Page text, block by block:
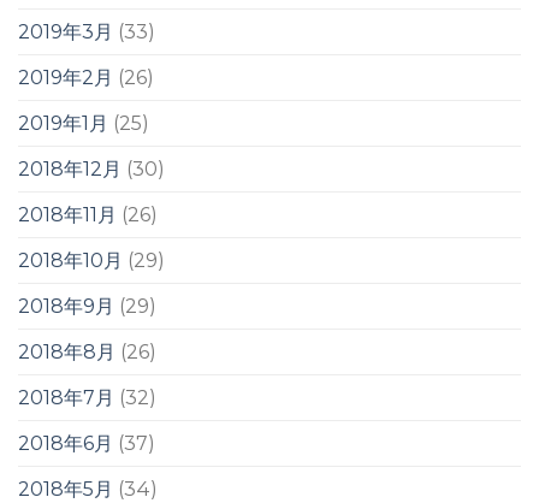
2019年3月 (33)
2019年2月 (26)
2019年1月 (25)
2018年12月 (30)
2018年11月 (26)
2018年10月 (29)
2018年9月 (29)
2018年8月 (26)
2018年7月 (32)
2018年6月 (37)
2018年5月 (34)